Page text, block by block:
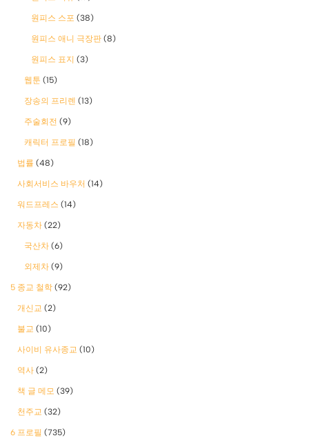
원피스 스포 (38)
원피스 애니 극장판 (8)
원피스 표지 (3)
웹툰 (15)
장송의 프리렌 (13)
주술회전 (9)
캐릭터 프로필 (18)
법률 (48)
사회서비스 바우처 (14)
워드프레스 (14)
자동차 (22)
국산차 (6)
외제차 (9)
5 종교 철학 (92)
개신교 (2)
불교 (10)
사이비 유사종교 (10)
역사 (2)
책 글 메모 (39)
천주교 (32)
6 프로필 (735)